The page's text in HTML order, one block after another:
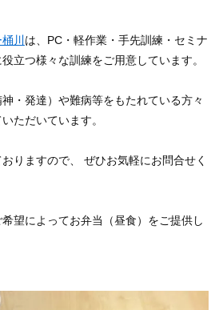
川 は、PC・軽作業・手先訓練・セミナ
立つ様々な訓練をご用意しています。
・発達）や難病等をもたれている方々
ただいています。
りますので、 ぜひお気軽にお問合せく
望によってお弁当（昼食）をご提供し